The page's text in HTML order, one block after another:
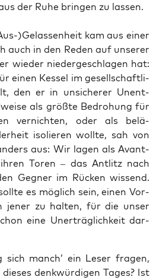
der Ruhe brin­gen zu lassen.
)Gelassenheit kam aus einer
auch in den Reden auf unse­rer
wie­der nie­der­ge­schla­gen hat:
einen Kes­sel im gesell­schaft­li­
den er in unsi­che­rer Unent­
als größ­te Bedro­hung für
ver­nich­ten, oder als belä­
iso­lie­ren woll­te, sah von
aus: Wir lagen als Avant­
Toren – das Ant­litz nach
Geg­ner im Rücken wis­send.
es mög­lich sein, einen Vor­
jener zu hal­ten, für die unser
eine Uner­träg­lich­keit dar­
manch’ ein Leser fra­gen,
denk­wür­di­gen Tages? Ist